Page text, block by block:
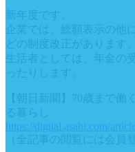
新年度です。
企業では、総額表示の他
どの制度改正があります。
生活者としては、年金の
ったりします。
【朝日新聞】70歳まで
る暮らし
https://digital.asahi.com/
（全記事の閲覧には会員